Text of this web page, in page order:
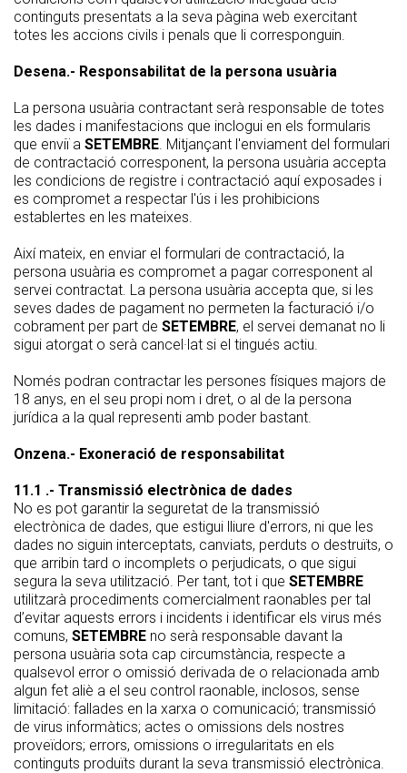
continguts presentats a la seva pàgina web exercitant
totes les accions civils i penals que li corresponguin.
Desena.- Responsabilitat de la persona usuària
La persona usuària contractant serà responsable de totes
les dades i manifestacions que inclogui en els formularis
que enviï a SETEMBRE. Mitjançant l'enviament del formulari
de contractació corresponent, la persona usuària accepta
les condicions de registre i contractació aquí exposades i
es compromet a respectar l'ús i les prohibicions
establertes en les mateixes.
Així mateix, en enviar el formulari de contractació, la
persona usuària es compromet a pagar corresponent al
servei contractat. La persona usuària accepta que, si les
seves dades de pagament no permeten la facturació i/o
cobrament per part de SETEMBRE, el servei demanat no li
sigui atorgat o serà cancel·lat si el tingués actiu.
Només podran contractar les persones físiques majors de
18 anys, en el seu propi nom i dret, o al de la persona
jurídica a la qual representi amb poder bastant.
Onzena.- Exoneració de responsabilitat
11.1 .- Transmissió electrònica de dades
No es pot garantir la seguretat de la transmissió
electrònica de dades, que estigui lliure d'errors, ni que les
dades no siguin interceptats, canviats, perduts o destruïts, o
que arribin tard o incomplets o perjudicats, o que sigui
segura la seva utilització. Per tant, tot i que SETEMBRE
utilitzarà procediments comercialment raonables per tal
d’evitar aquests errors i incidents i identificar els virus més
comuns, SETEMBRE no serà responsable davant la
persona usuària sota cap circumstància, respecte a
qualsevol error o omissió derivada de o relacionada amb
algun fet aliè a el seu control raonable, inclosos, sense
limitació: fallades en la xarxa o comunicació; transmissió
de virus informàtics; actes o omissions dels nostres
proveïdors; errors, omissions o irregularitats en els
continguts produïts durant la seva transmissió electrònica.